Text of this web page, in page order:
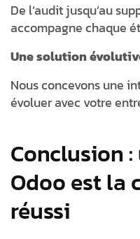
De l’audit jusqu’au
accompagne chaque
Une solution
Nous concevons une
évoluer avec votre
Conclusion
Odoo est la
réussi